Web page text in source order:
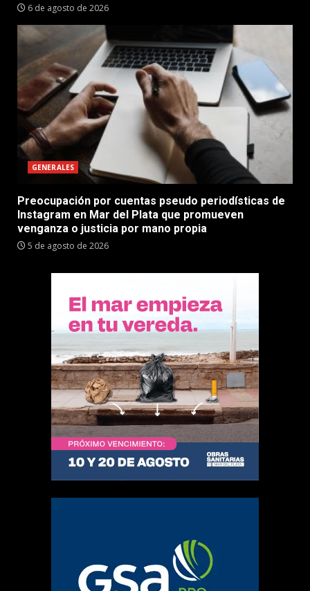
6 de agosto de 2026
GENERALES
Preocupación por cuentas pseudo periodísticas de
Instagram en Mar del Plata que promueven
venganza o justicia por mano propia
5 de agosto de 2026